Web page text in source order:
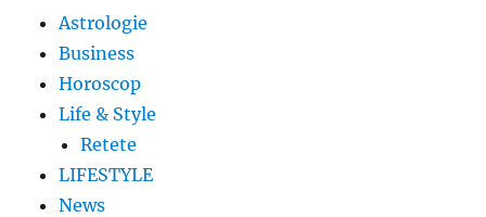
Astrologie
Business
Horoscop
Life & Style
Retete
LIFESTYLE
News